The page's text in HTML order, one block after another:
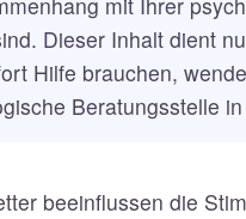
Dieser Inhalt dient
Hilfe brauchen,
Beratungsstelle
beeinflussen die